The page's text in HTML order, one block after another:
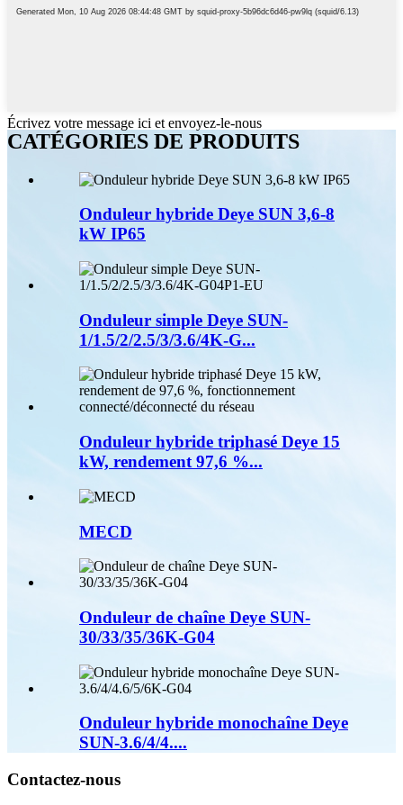
Écrivez votre message ici et envoyez-le-nous
CATÉGORIES DE PRODUITS
Onduleur hybride Deye SUN 3,6-8
kW IP65
Onduleur simple Deye SUN-
1/1.5/2/2.5/3/3.6/4K-G...
Onduleur hybride triphasé Deye 15
kW, rendement 97,6 %...
MECD
Onduleur de chaîne Deye SUN-
30/33/35/36K-G04
Onduleur hybride monochaîne Deye
SUN-3.6/4/4....
Contactez-nous